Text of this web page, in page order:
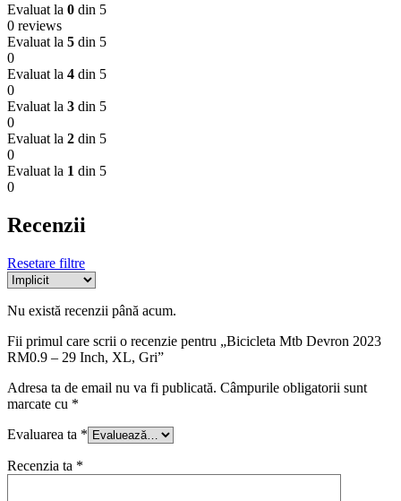
Evaluat la 0 din 5
0 reviews
Evaluat la 5 din 5
0
Evaluat la 4 din 5
0
Evaluat la 3 din 5
0
Evaluat la 2 din 5
0
Evaluat la 1 din 5
0
Recenzii
Resetare filtre
Nu există recenzii până acum.
Fii primul care scrii o recenzie pentru „Bicicleta Mtb Devron 2023
RM0.9 – 29 Inch, XL, Gri”
Adresa ta de email nu va fi publicată. Câmpurile obligatorii sunt
marcate cu *
Evaluarea ta *
Recenzia ta *